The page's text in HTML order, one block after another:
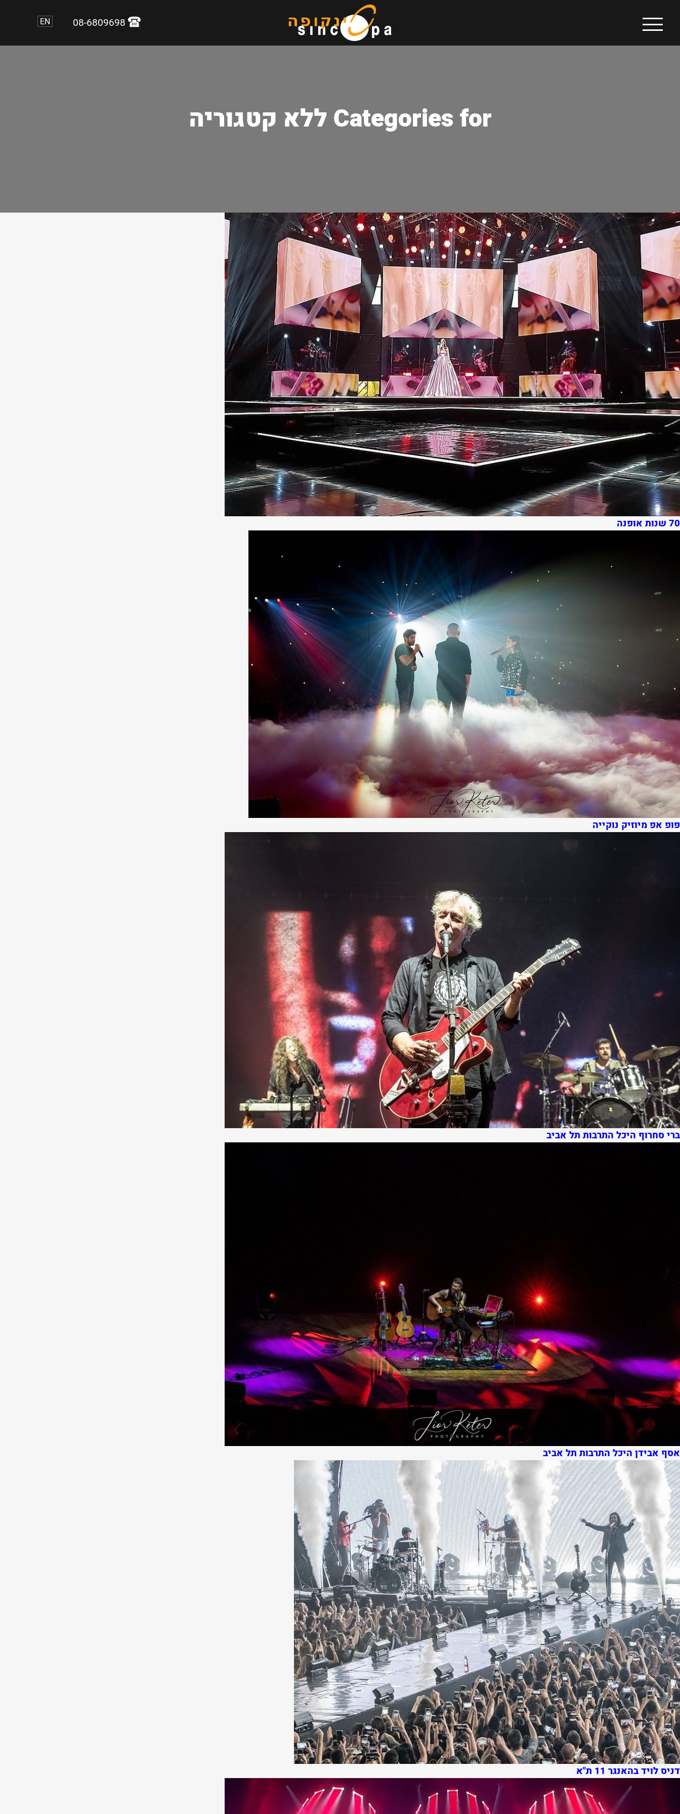
08-6809698
EN
Categories for ללא קטגוריה
70 שנות אופנה
פופ אפ מיוזיק נוקייה
ברי סחרוף היכל התרבות תל אביב
אסף אבידן היכל התרבות תל אביב
דניס לויד בהאנגר 11 ת"א